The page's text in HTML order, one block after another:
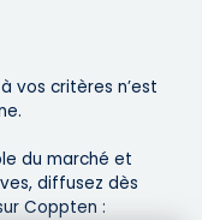
vos critères n’est
du marché et
diffusez dès
Coppten :